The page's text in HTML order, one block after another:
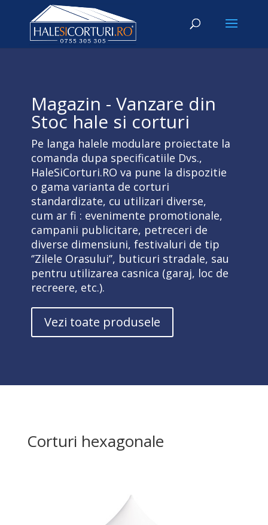
Magazin - Vanzare din
Stoc hale si corturi
Pe langa halele modulare proiectate la
comanda dupa specificatiile Dvs.,
HaleSiCorturi.RO va pune la dispozitie
o gama varianta de corturi
standardizate, cu utilizari diverse,
cum ar fi : evenimente promotionale,
campanii publicitare, petreceri de
diverse dimensiuni, festivaluri de tip
‘’Zilele Orasului’’, buticuri stradale, sau
pentru utilizarea casnica (garaj, loc de
recreere, etc.).
Vezi toate produsele
Corturi hexagonale